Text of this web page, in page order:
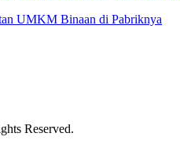
UMKM Binaan di Pabriknya
Reserved.